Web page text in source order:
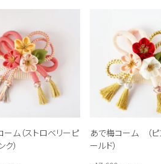
ーム（ストロベリーピ
ク）
あで梅コーム （
ールド）